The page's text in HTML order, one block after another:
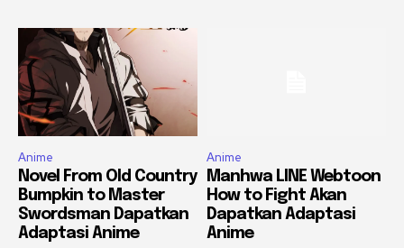
Anime
Novel From Old Country
Bumpkin to Master
Swordsman Dapatkan
Adaptasi Anime
Anime
Manhwa LINE Webtoon
How to Fight Akan
Dapatkan Adaptasi
Anime